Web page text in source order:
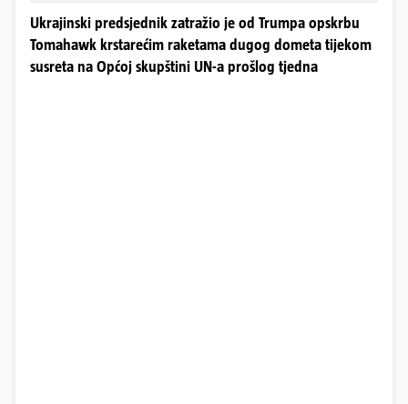
Ukrajinski predsjednik zatražio je od Trumpa opskrbu
Tomahawk krstarećim raketama dugog dometa tijekom
susreta na Općoj skupštini UN-a prošlog tjedna